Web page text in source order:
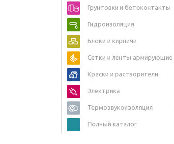
Грунтовки и бетоконтакты
Гидроизоляция
Блоки и кирпичи
Сетки и ленты армирующие
Краски и растворители
Электрика
Термозвукоизоляция
Полный каталог